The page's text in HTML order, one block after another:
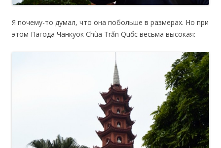
Я почему-то думал, что она побольше в размерах. Но при
этом Пагода Чанкуок Chùa Trấn Quốc весьма высокая: